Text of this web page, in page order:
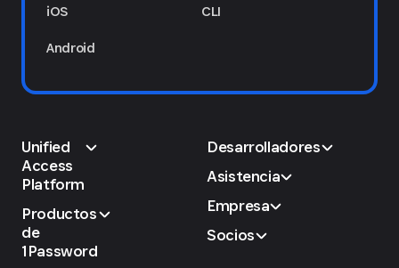
iOS
Android
CLI
Unified
Access
Platform
Productos
de
1Password
Desarrolladores
Asistencia
Empresa
Socios